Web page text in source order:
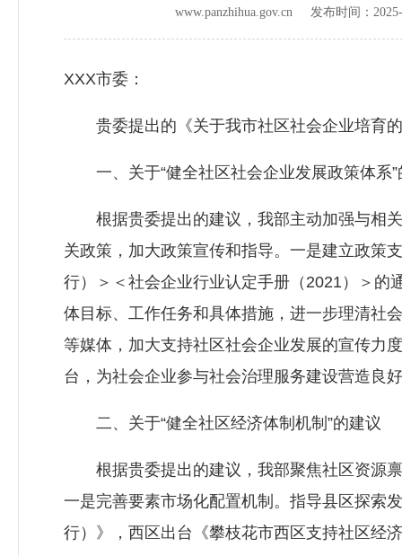
www.panzhihua.gov.cn 发布时间：
XXX市委：
贵委提出的《关于我市社区社会企业培育的
一、关于“健全社区社会企业发展政策体系”
根据贵委提出的建议，我部主动加强与相关
关政策，加大政策宣传和指导。一是建立政策
行）＞＜社会企业行业认定手册（2021）＞的
体目标、工作任务和具体措施，进一步理清社
等媒体，加大支持社区社会企业发展的宣传力
台，为社会企业参与社会治理服务建设营造良
二、关于“健全社区经济体制机制”的建议
根据贵委提出的建议，我部聚焦社区资源禀
一是完善要素市场化配置机制。指导县区探索
行）》，西区出台《攀枝花市西区支持社区经